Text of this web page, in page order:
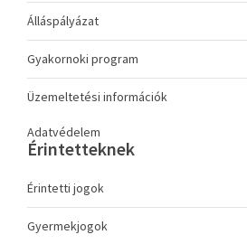
Álláspályázat
Gyakornoki program
Üzemeltetési információk
Adatvédelem
Érintetteknek
Érintetti jogok
Gyermekjogok